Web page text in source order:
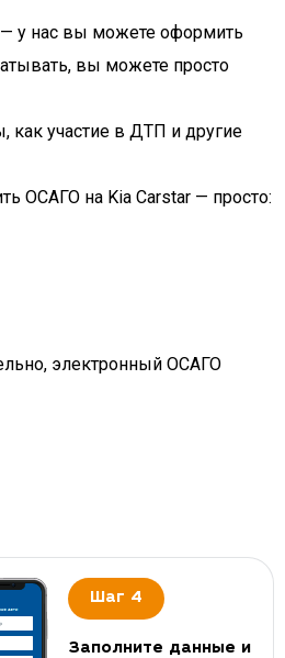
у нас вы можете оформить
вы можете просто
как участие в ДТП и другие
ОСАГО на Kia Carstar — просто:
электронный ОСАГО
Шаг 4
Заполните данные и